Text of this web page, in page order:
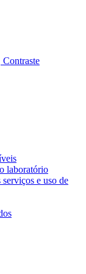
Contraste
laboratório
e uso de